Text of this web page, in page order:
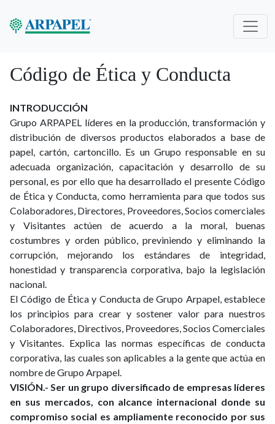
Código de Ética y Conducta
INTRODUCCIÓN
Grupo ARPAPEL líderes en la producción, transformación y
distribución de diversos productos elaborados a base de
papel, cartón, cartoncillo. Es un Grupo responsable en su
adecuada organización, capacitación y desarrollo de su
personal, es por ello que ha desarrollado el presente Código
de Ética y Conducta, como herramienta para que todos sus
Colaboradores, Directores, Proveedores, Socios comerciales
y Visitantes actúen de acuerdo a la moral, buenas
costumbres y orden público, previniendo y eliminando la
corrupción, mejorando los estándares de integridad,
honestidad y transparencia corporativa, bajo la legislación
nacional.
El Código de Ética y Conducta de Grupo Arpapel, establece
los principios para crear y sostener valor para nuestros
Colaboradores, Directivos, Proveedores, Socios Comerciales
y Visitantes. Explica las normas específicas de conducta
corporativa, las cuales son aplicables a la gente que actúa en
nombre de Grupo Arpapel.
VISIÓN.- Ser un grupo diversificado de empresas líderes
en sus mercados, con alcance internacional donde su
compromiso social es ampliamente reconocido por sus